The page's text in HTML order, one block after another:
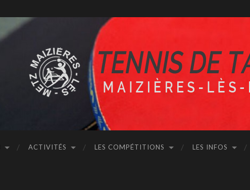
ACTIVITÉS LES COMPÉTITIONS LES INFOS